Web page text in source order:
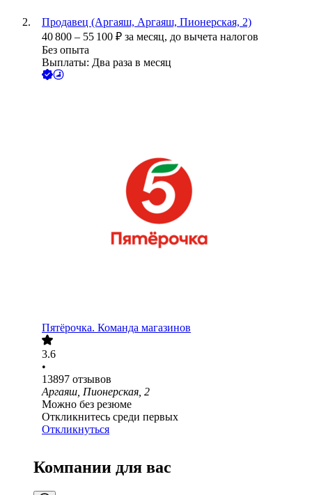
Продавец (Аргаяш, Аргаяш, Пионерская, 2)
40 800 – 55 100 ₽ за месяц, до вычета налогов
Без опыта
Выплаты: Два раза в месяц
Пятёрочка. Команда магазинов
3.6
•
13897 отзывов
Аргаяш, Пионерская, 2
Можно без резюме
Откликнитесь среди первых
Откликнуться
Компании для вас